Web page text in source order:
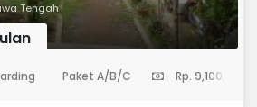
Tengah
Paket A/B/C Rp. 9,100,000